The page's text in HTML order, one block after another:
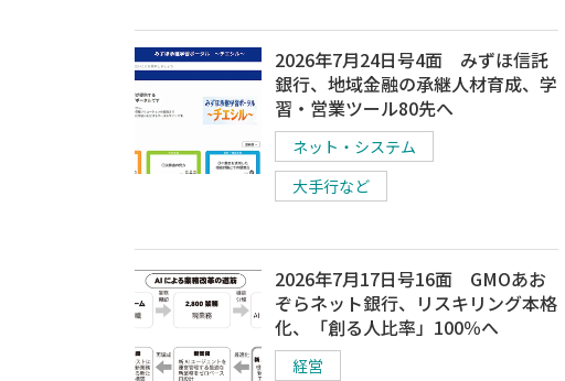
2026年7月24日号4面 みずほ信託
銀行、地域金融の承継人材育成、学
習・営業ツール80先へ
ネット・システム
大手行など
2026年7月17日号16面 GMOあお
ぞらネット銀行、リスキリング本格
化、「創る人比率」100％へ
経営